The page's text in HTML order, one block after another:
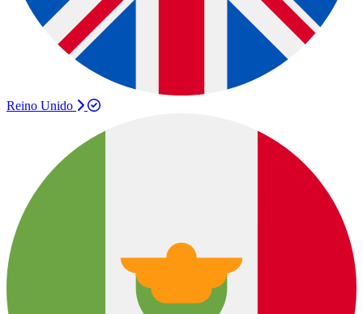
Reino Unido